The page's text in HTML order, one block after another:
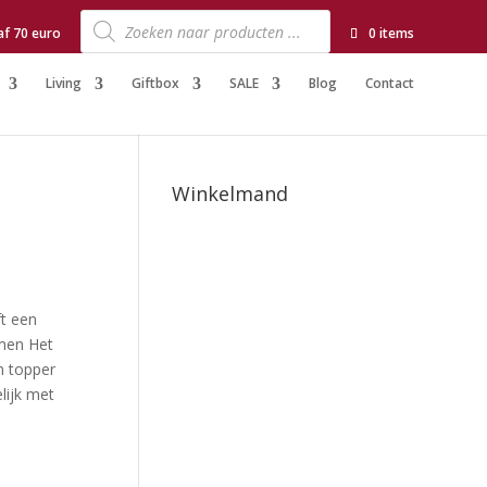
70 euro
Producten
zoeken 0 items
Living Giftbox SALE Blog Contact
een
Het
topper
met
Winkelmand